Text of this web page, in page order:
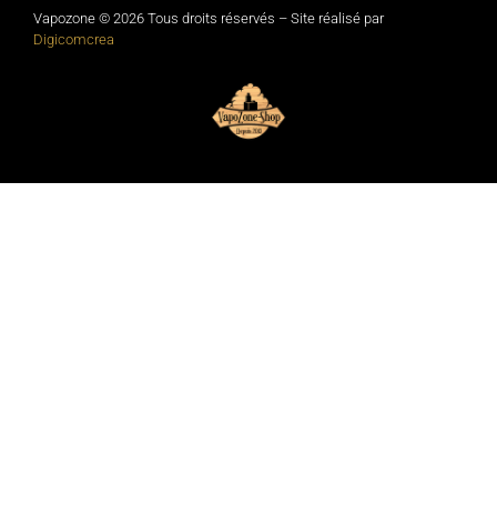
Vapozone © 2026 Tous droits réservés – Site réalisé par
Digicomcrea